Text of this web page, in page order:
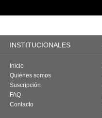
INSTITUCIONALES
Inicio
Quiénes somos
Suscripción
FAQ
Contacto